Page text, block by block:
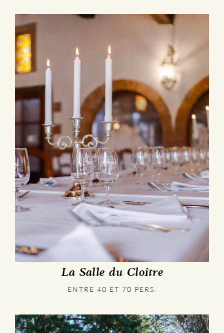
La Salle du Cloître
ENTRE 40 ET 70 PERS.